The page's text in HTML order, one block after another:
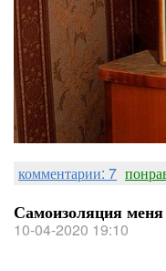
комментарии: 7
Самоизоляция
10-04-2020 19:10